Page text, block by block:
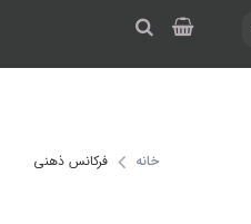
خانه فرکانس ذهنی